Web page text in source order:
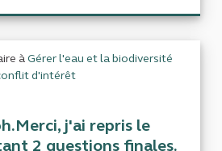
àGérer l'eau et la biodiversité
d'intérêt
j'ai repris le
2 questions finales.